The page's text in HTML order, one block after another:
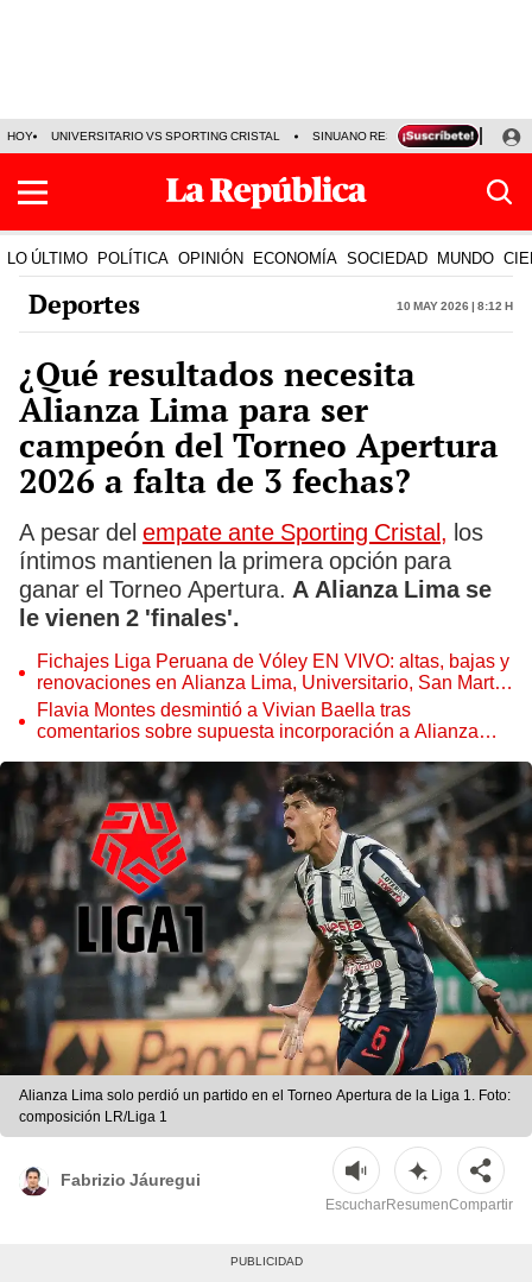
HOY UNIVERSITARIO VS SPORTING CRISTAL SINUANO RESULTADOS HOY
LO ÚLTIMO POLÍTICA OPINIÓN ECONOMÍA SOCIEDAD MUNDO
Deportes 10 May 2026 | 8:12 h
¿Qué resultados necesita
Alianza Lima para ser
campeón del Torneo Apertura
2026 a falta de 3 fechas?
A pesar del empate ante Sporting Cristal, los
íntimos mantienen la primera opción para
ganar el Torneo Apertura. A Alianza Lima se
le vienen 2 'finales'.
Fichajes Liga Peruana de Vóley EN VIVO: altas, bajas y
renovaciones en Alianza Lima, Universitario, San Martín
y Regatas
Flavia Montes desmintió a Vivian Baella tras
comentarios sobre supuesta incorporación a Alianza
Alianza Lima solo perdió un partido en el Torneo Apertura de la Liga 1. Foto:
composición LR/Liga 1
Fabrizio Jáuregui
EscucharResumenCompartir